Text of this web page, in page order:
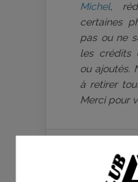
Michel,
certaines
pas ou ne
les crédits
ou ajoutés.
à retirer
Merci pour